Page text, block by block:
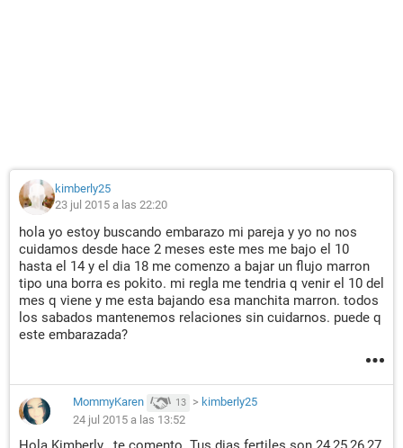
kimberly25
23 jul 2015 a las 22:20
hola yo estoy buscando embarazo mi pareja y yo no nos
cuidamos desde hace 2 meses este mes me bajo el 10
hasta el 14 y el dia 18 me comenzo a bajar un flujo marron
tipo una borra es pokito. mi regla me tendria q venir el 10 del
mes q viene y me esta bajando esa manchita marron. todos
los sabados mantenemos relaciones sin cuidarnos. puede q
este embarazada?
MommyKaren 13 > kimberly25
24 jul 2015 a las 13:52